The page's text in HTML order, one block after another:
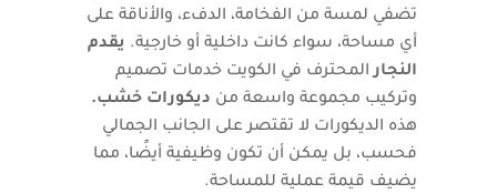
تضفي لمسة من الفخامة، الدفء، والأناقة على
أي مساحة، سواء كانت داخلية أو خارجية. يقدم
النجارالمحترف في الكويت خدمات تصميم
وتركيب مجموعة واسعة من ديكورات خشب.
هذه الديكورات لا تقتصر على الجانب الجمالي
فحسب، بل يمكن أن تكون وظيفية أيضًا، مما
يضيف قيمة عملية للمساحة.